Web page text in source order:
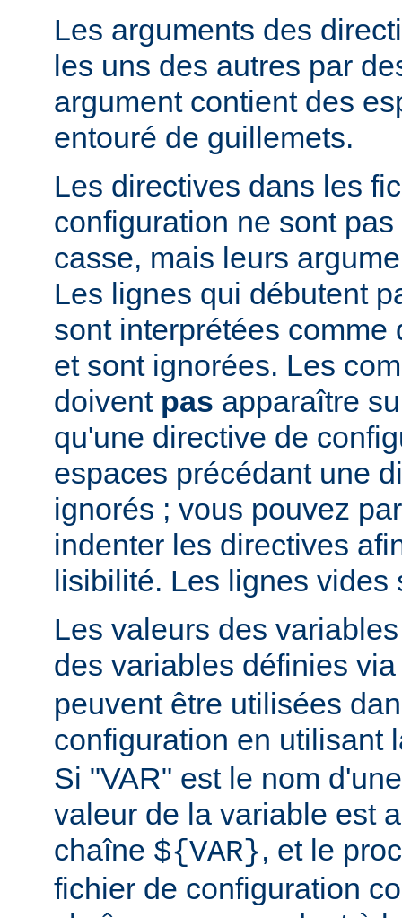
Les arguments des
les uns des autres par
argument contient des
entouré de guillemets.
Les directives dans les
configuration ne sont
casse, mais leurs
Les lignes qui débutent
sont interprétées comme
et sont ignorées. Les
doivent pas apparaître
qu'une directive de
espaces précédant une
ignorés ; vous pouvez
indenter les directives
lisibilité. Les lignes vides
Les valeurs des
des variables définies
peuvent être utilisées
configuration en utilisant
Si "VAR" est le nom
valeur de la variable est
chaîne ${VAR}, et le
fichier de configuration